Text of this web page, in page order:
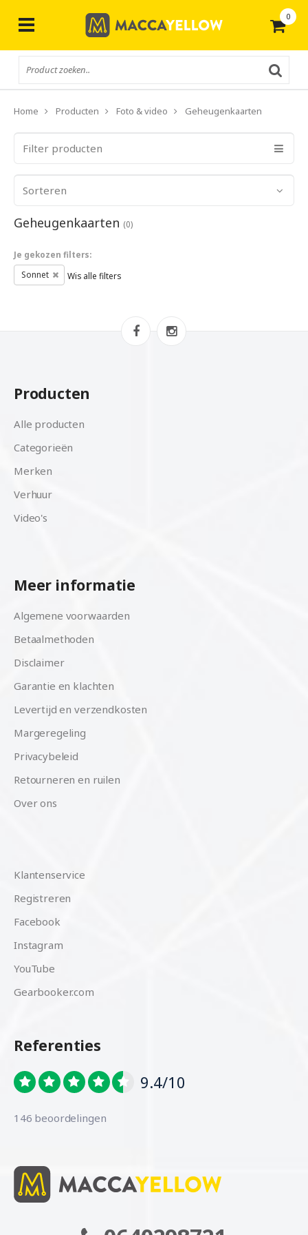
0
Home Producten Foto & video Geheugenkaarten
Filter producten
Sorteren
Geheugenkaarten (0)
Je gekozen filters:
Sonnet Wis alle filters
Producten
Alle producten
Categorieën
Merken
Verhuur
Video's
Meer informatie
Algemene voorwaarden
Betaalmethoden
Disclaimer
Garantie en klachten
Levertijd en verzendkosten
Margeregeling
Privacybeleid
Retourneren en ruilen
Over ons
Klantenservice
Registreren
Facebook
Instagram
YouTube
Gearbooker.com
Referenties
9.4/10
146 beoordelingen